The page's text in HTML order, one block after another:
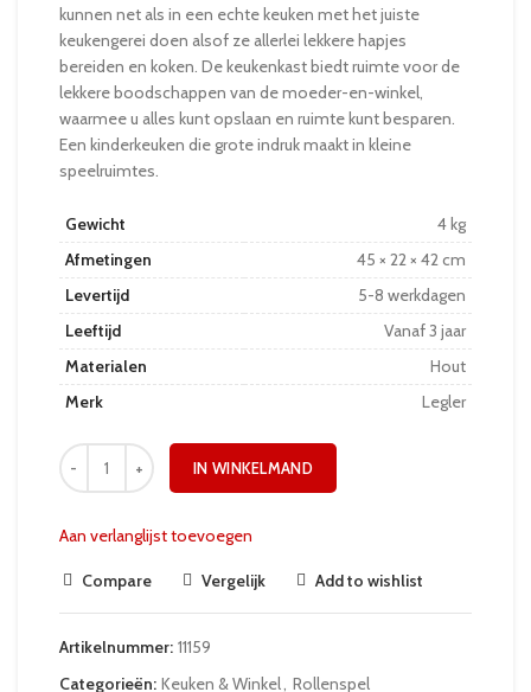
kunnen net als in een echte keuken met het juiste
keukengerei doen alsof ze allerlei lekkere hapjes
bereiden en koken. De keukenkast biedt ruimte voor de
lekkere boodschappen van de moeder-en-winkel,
waarmee u alles kunt opslaan en ruimte kunt besparen.
Een kinderkeuken die grote indruk maakt in kleine
speelruimtes.
Gewicht
4 kg
Afmetingen
45 × 22 × 42 cm
Levertijd
5-8 werkdagen
Leeftijd
Vanaf 3 jaar
Materialen
Hout
Merk
Legler
IN WINKELMAND
Aan verlanglijst toevoegen
Compare Vergelijk Add to wishlist
Artikelnummer: 11159
Categorieën: Keuken & Winkel Rollenspel